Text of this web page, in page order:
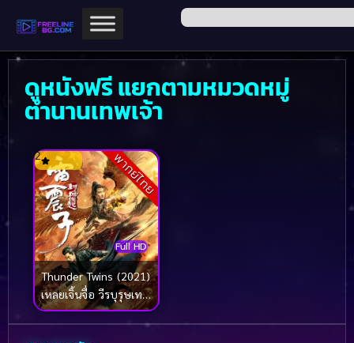
ดูหนังฟรี แยกตามหมวดหมู่
ตำนานเทพเจ้า
พากย์ไทย
Full HD
2
Thunder Twins (2021)
เหลยเจิ้นจื่อ วีรบุรุษเทพ
สายฟ้า